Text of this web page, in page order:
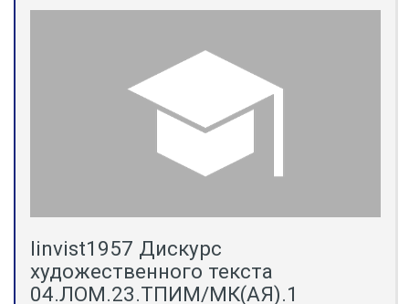
linvist1957 Дискурс
художественного текста
04.ЛОМ.23.ТПИМ/МК(АЯ).1